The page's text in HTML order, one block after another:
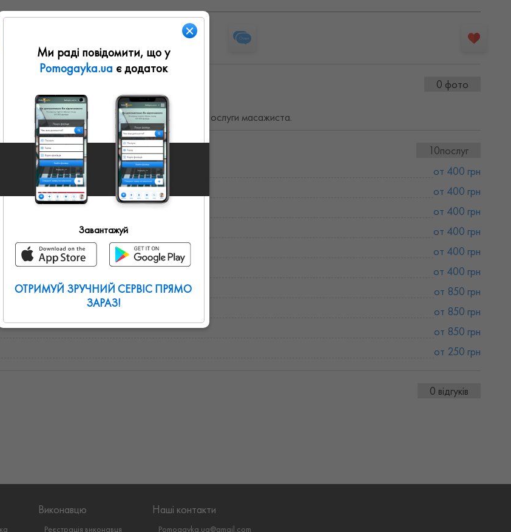
0 фото
Заняття з тренером. Групові заняття. Послуги масажиста.
10послуг
от 400 грн
от 400 грн
от 400 грн
от 400 грн
от 400 грн
от 400 грн
от 850 грн
от 850 грн
от 850 грн
от 250 грн
0 відгуків
Виконавцю
Реєстрація виконавця
Наші контакти
Pomogayka.ua@gmail.com
Ми раді повідомити, що у
Pomogayka.ua є додаток
Завантажуй
ОТРИМУЙ ЗРУЧНИЙ СЕРВІС ПРЯМО
ЗАРАЗ!